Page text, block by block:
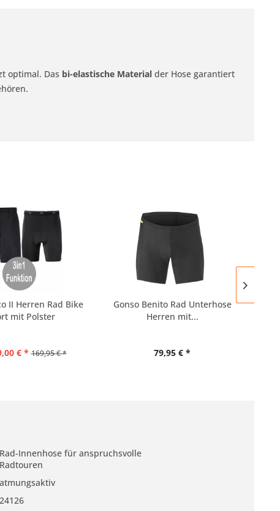
optimal. Das bi-elastische Material der Hose garantiert
II Herren Rad Bike
mit Polster
€ * 169,95 € *
Gonso Benito Rad Unterhose
Herren mit...
79,95 € *
Rad-Innenhose für anspruchsvolle
Radtouren
atmungsaktiv
24126